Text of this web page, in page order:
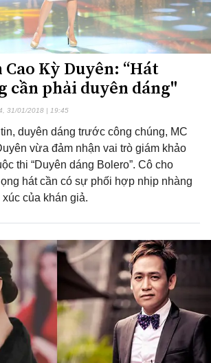
Cao Kỳ Duyên: “Hát
cần phải duyên dáng"
31/01/2018 | 19:45
duyên dáng trước công chúng, MC
vừa đảm nhận vai trò giám khảo
thi “Duyên dáng Bolero”. Cô cho
hát cần có sự phối hợp nhịp nhàng
của khán giả.